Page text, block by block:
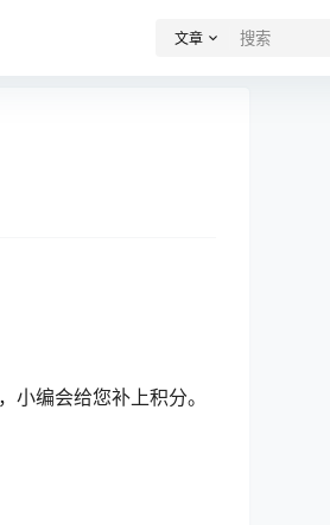
文章
编会给您补上积分。